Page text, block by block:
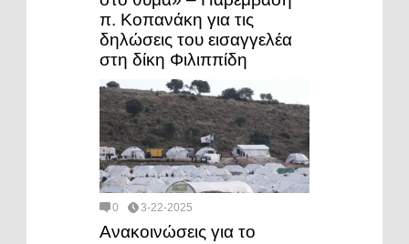
π. Κοπανάκη για τις
δηλώσεις του εισαγγελέα
στη δίκη Φιλιππίδη
0 3-22-2025
Ανακοινώσεις για το